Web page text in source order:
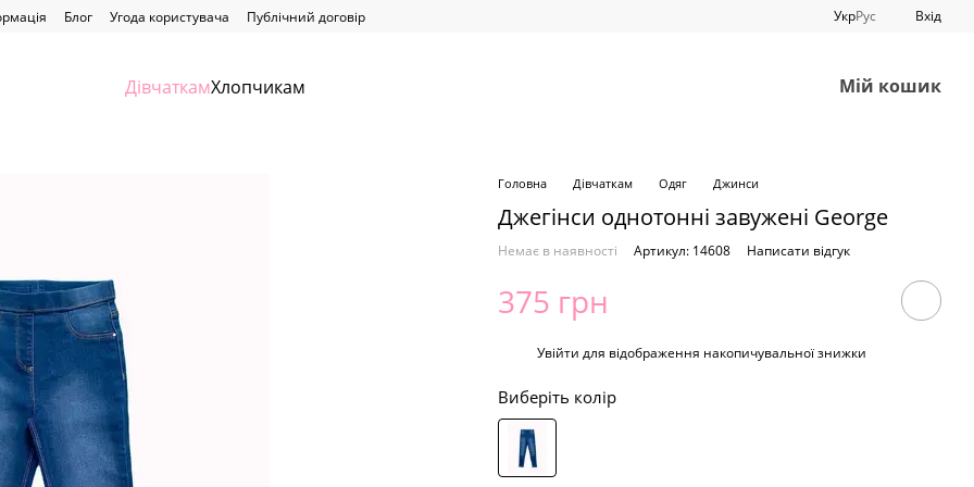
Блог Угода користувача Публічний договір УкрРус Вхід
ДівчаткамХлопчикам Мій кошик
Головна Дівчаткам Одяг Джинси
Джегінси однотонні завужені George
Немає в наявності Артикул: 14608 Написати відгук
375 грн
Увійти для відображення накопичувальної знижки
Виберіть колір